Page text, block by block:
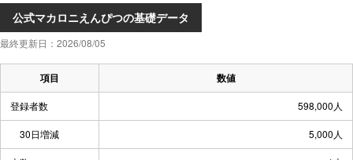
公式マカロニえんぴつの基礎データ
最終更新日：2026/08/05
項目 数値
登録者数 598,000人
30日増減 5,000人